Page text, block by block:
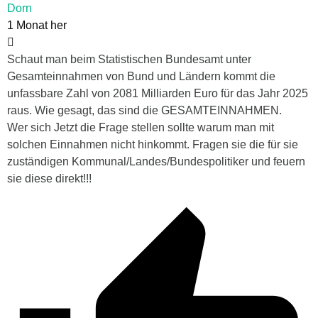
Dorn
1 Monat her
Schaut man beim Statistischen Bundesamt unter
Gesamteinnahmen von Bund und Ländern kommt die
unfassbare Zahl von 2081 Milliarden Euro für das Jahr 2025
raus. Wie gesagt, das sind die GESAMTEINNAHMEN.
Wer sich Jetzt die Frage stellen sollte warum man mit
solchen Einnahmen nicht hinkommt. Fragen sie die für sie
zuständigen Kommunal/Landes/Bundespolitiker und feuern
sie diese direkt!!!